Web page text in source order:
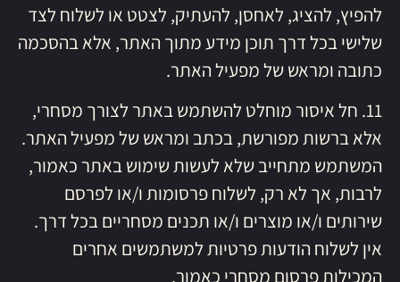
להפיץ, להציג, לאחסן, להעתיק, לצטט או לשלוח לצד
שלישי בכל דרך תוכן מידע מתוך האתר, אלא בהסכמה
כתובה ומראש של מפעיל האתר.
11. חל איסור מוחלט להשתמש באתר לצורך מסחרי,
אלא ברשות מפורשת, בכתב ומראש של מפעיל האתר.
המשתמש מתחייב שלא לעשות שימוש באתר כאמור,
לרבות, אך לא רק, לשלוח פרסומות ו/או לפרסם
שירותים ו/או מוצרים ו/או תכנים מסחריים בכל דרך.
אין לשלוח הודעות פרטיות למשתמשים אחרים
המכילות פרסום מסחרי כאמור.